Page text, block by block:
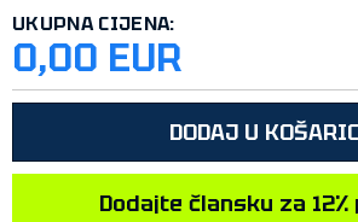
UKUPNA CIJENA:
0,00 EUR
DODAJ U
Dodajte člansku za